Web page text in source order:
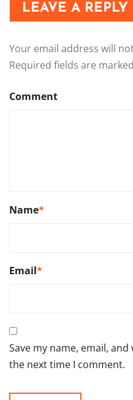
LEAVE A REPLY
Your email address will
Required fields are marked
Comment
Name*
Email*
Save my name, email,
the next time I comment.